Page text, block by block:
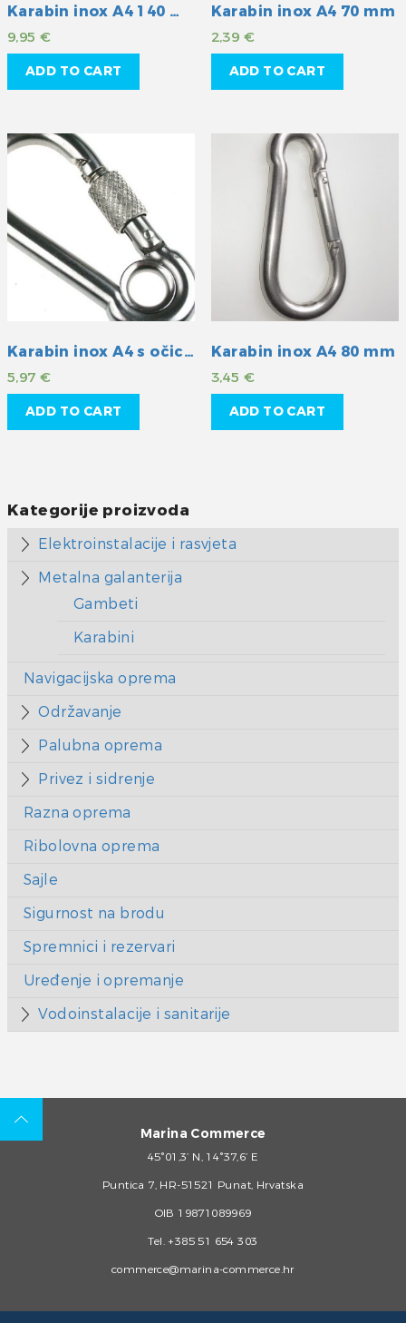
Karabin inox A4 140 mm
9,95 €
ADD TO CART
Karabin inox A4 70 mm
2,39 €
ADD TO CART
Karabin inox A4 s očicom i osiguranjem 80mm
5,97 €
ADD TO CART
Karabin inox A4 80 mm
3,45 €
ADD TO CART
Kategorije proizvoda
Elektroinstalacije i rasvjeta
Metalna galanterija
Gambeti
Karabini
Navigacijska oprema
Održavanje
Palubna oprema
Privez i sidrenje
Razna oprema
Ribolovna oprema
Sajle
Sigurnost na brodu
Spremnici i rezervari
Uređenje i opremanje
Vodoinstalacije i sanitarije
Marina Commerce
45°01,3’ N, 14°37,6’ E
Puntica 7, HR-51521 Punat, Hrvatska
OIB 19871089969
Tel. +385 51 654 303
commerce@marina-commerce.hr